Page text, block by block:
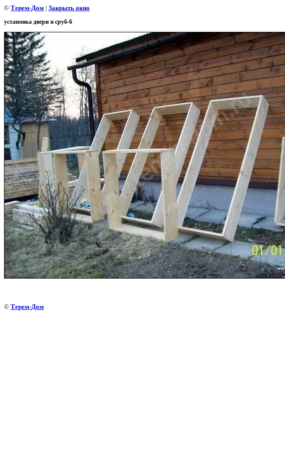
© Терем-Дом | Закрыть окно
установка двери в сруб-6
© Терем-Дом